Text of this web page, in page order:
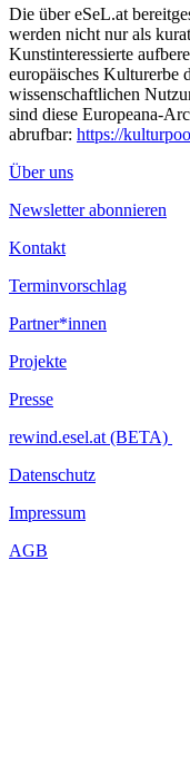
Die über eSeL.at
werden nicht nur als
Kunstinteressierte
europäisches Kulturerbe
wissenschaftlichen
sind diese Europeana-
abrufbar: https://
Über uns
Newsletter abonnieren
Kontakt
Terminvorschlag
Partner*innen
Projekte
Presse
rewind.esel.at (BETA)
Datenschutz
Impressum
AGB